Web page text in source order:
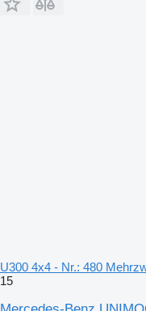
U300 4x4 - Nr.: 480
15